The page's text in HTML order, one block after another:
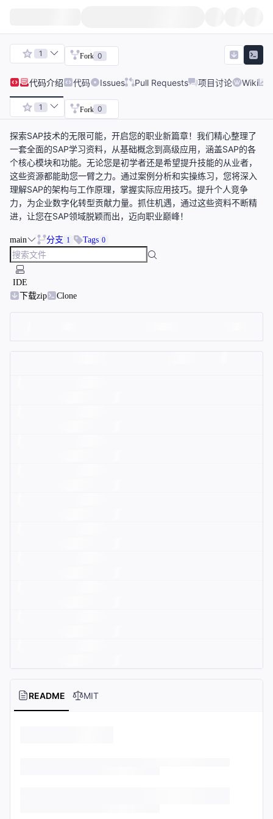
1 Fork 0
代码介绍 代码 Issues Pull Requests 项目讨论 Wiki
1 Fork 0
探索SAP技术的无限可能，开启您的职业新篇章！我们精心整理了
一套全面的SAP学习资料，从基础概念到高级应用，涵盖SAP的各
个核心模块和功能。无论您是初学者还是希望提升技能的从业者，
这些资源都能助您一臂之力。通过案例分析和实操练习，您将深入
理解SAP的架构与工作原理，掌握实际应用技巧。提升个人竞争
力，为企业数字化转型贡献力量。抓住机遇，通过这些资料不断精
进，让您在SAP领域脱颖而出，迈向职业巅峰！
main 分支 1 Tags 0
IDE
下载zip
Clone
README MIT